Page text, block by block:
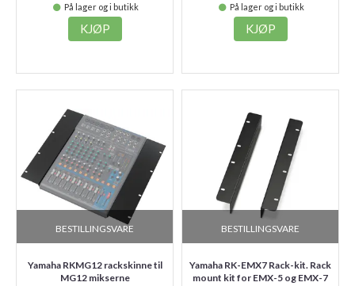
På lager og i butikk
KJØP
På lager og i butikk
KJØP
BESTILLINGSVARE
Yamaha RKMG12 rackskinne til
MG12 mikserne
BESTILLINGSVARE
Yamaha RK-EMX7 Rack-kit. Rack
mount kit for EMX-5 og EMX-7